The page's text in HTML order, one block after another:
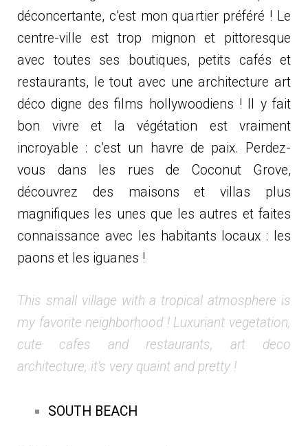
déconcertante, c’est mon quartier préféré ! Le
centre-ville est trop mignon et pittoresque
avec toutes ses boutiques, petits cafés et
restaurants, le tout avec une architecture art
déco digne des films hollywoodiens ! Il y fait
bon vivre et la végétation est vraiment
incroyable : c’est un havre de paix. Perdez-
vous dans les rues de Coconut Grove,
découvrez des maisons et villas plus
magnifiques les unes que les autres et faites
connaissance avec les habitants locaux : les
paons et les iguanes !
This small village with a tropical atmosphere is
my favorite neighborhood ! Luxuriant vegetation,
cute cafes and restaurants, art deco
architecture, it’s very quaint and pretty !
SOUTH BEACH